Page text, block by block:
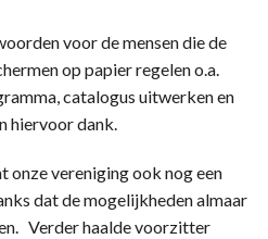
voor de mensen die de
op papier regelen o.a.
catalogus uitwerken en
hiervoor dank.
vereniging ook nog een
dat de mogelijkheden almaar
Verder haalde voorzitter